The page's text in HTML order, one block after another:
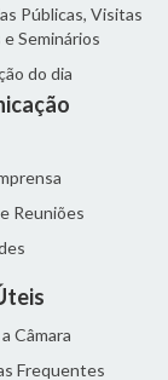
Públicas, Visitas
Seminários
do dia
Reuniões
Câmara
Frequentes